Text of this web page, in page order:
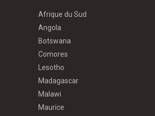
Afrique du Sud
Angola
Botswana
Comores
Lesotho
Madagascar
Malawi
Maurice